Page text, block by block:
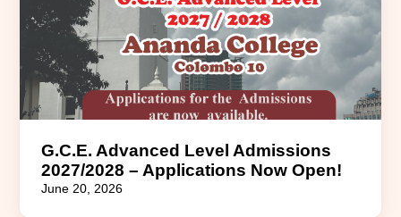
G.C.E. Advanced Level Admissions
2027/2028 – Applications Now Open!
June 20, 2026